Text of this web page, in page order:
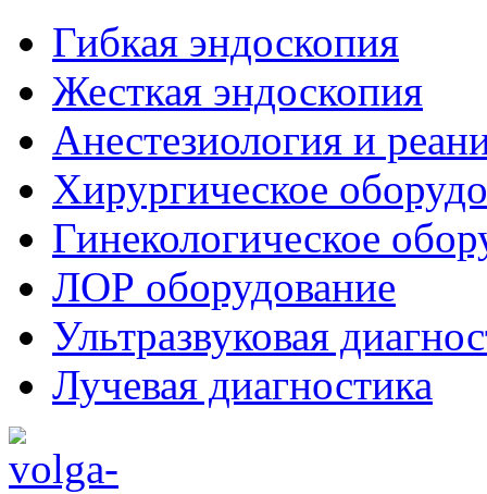
Гибкая эндоскопия
Жесткая эндоскопия
Анестезиология и
Хирургическое
Гинекологическое
ЛОР оборудование
Ультразвуковая
Лучевая диагностика